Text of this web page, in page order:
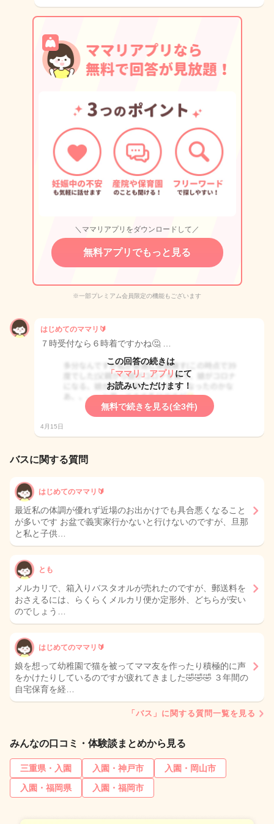
＼ママリアプリをダウンロードして／
無料アプリでもっと見る
※一部プレミアム会員限定の機能もございます
はじめてのママリ🔰
７時受付なら６時着ですかね🤔 …
この回答の続きは
「ママリ」アプリ にて
お読みいただけます！
無料で続きを見る(全3件)
4月15日
バスに関する質問
はじめてのママリ🔰
最近私の体調が優れず近場のお出かけでも具合悪くなること
が多いです お盆で義実家行かないと行けないのですが、旦那
と私と子供…
とも
メルカリで、箱入りバスタオルが売れたのですが、郵送料を
おさえるには、らくらくメルカリ便か定形外、どちらが安い
のでしょう…
はじめてのママリ🔰
娘を想って幼稚園で猫を被ってママ友を作ったり積極的に声
をかけたりしているのですが疲れてきました🤣🤣🤣 ３年間の
自宅保育を経…
「バス」に関する質問一覧を見る
みんなの口コミ・体験談まとめから見る
三重県・入園 入園・神戸市
入園・岡山市
入園・福岡県
入園・福岡市